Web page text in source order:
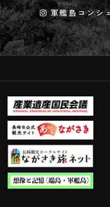
軍艦島コンシ